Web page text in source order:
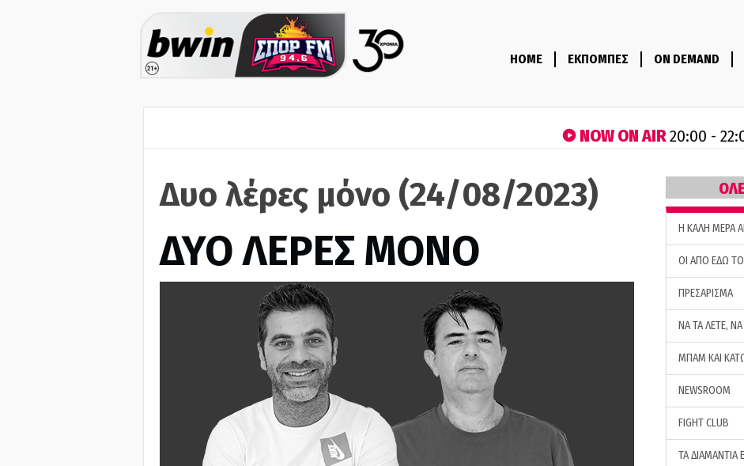
HOME ΕΚΠΟΜΠΕΣ ON DEMAND
NOW ON AIR20:00 -
Δυο λέρες μόνο (24/08/2023)
ΔΥΟ ΛΕΡΕΣ ΜΟΝΟ H ΚΑΛΗ ΜΕΡΑ
ΟΙ ΑΠΟ ΕΔΩ
ΠΡΕΣΑΡΙΣΜΑ
ΝΑ ΤΑ ΛΕΤΕ,
ΜΠΑΜ ΚΑΙ
NEWSROOM
FIGHT CLUB
ΤΑ ΔΙΑΜΑΝΤΙΑ